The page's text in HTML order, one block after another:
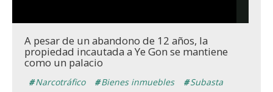
A pesar de un abandono de 12 años, la
propiedad incautada a Ye Gon se mantiene
como un palacio
Narcotráfico Bienes inmuebles Subasta